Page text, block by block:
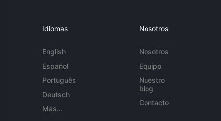
Idiomas
English
Español
Português
Deutsch
Más...
Nosotros
Nosotros
Equipo
Nuestro
blog
Contacto